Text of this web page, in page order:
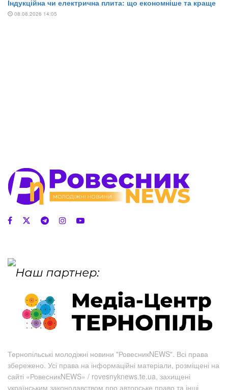
Тернопільські молодіжні новини "РовесникNEWS". Всі права
збережено. Усі права на інформаційні матеріали, розміщені на
сайті «РовесникNEWS» / rovesnyknews.te.ua, захищені
українським законодавством про авторське право та інші